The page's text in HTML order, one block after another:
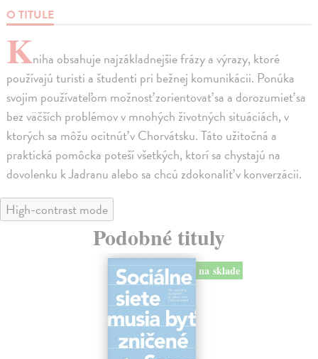
O TITULE
Kniha obsahuje najzákladnejšie frázy a výrazy, ktoré
používajú turisti a študenti pri bežnej komunikácii. Ponúka
svojim používateľom možnosť zorientovať sa a dorozumieť sa
bez väčších problémov v mnohých životných situáciách, v
ktorých sa môžu ocitnúť v Chorvátsku. Táto užitočná a
praktická pomôcka poteší všetkých, ktorí sa chystajú na
dovolenku k Jadranu alebo sa chcú zdokonaliť v konverzácii.
High-contrast mode
Podobné tituly
na sklade